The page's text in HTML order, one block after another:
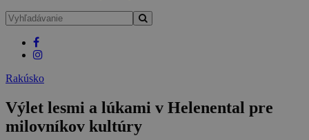
Rakúsko
Výlet lesmi a lúkami v Helenental pre
milovníkov kultúry